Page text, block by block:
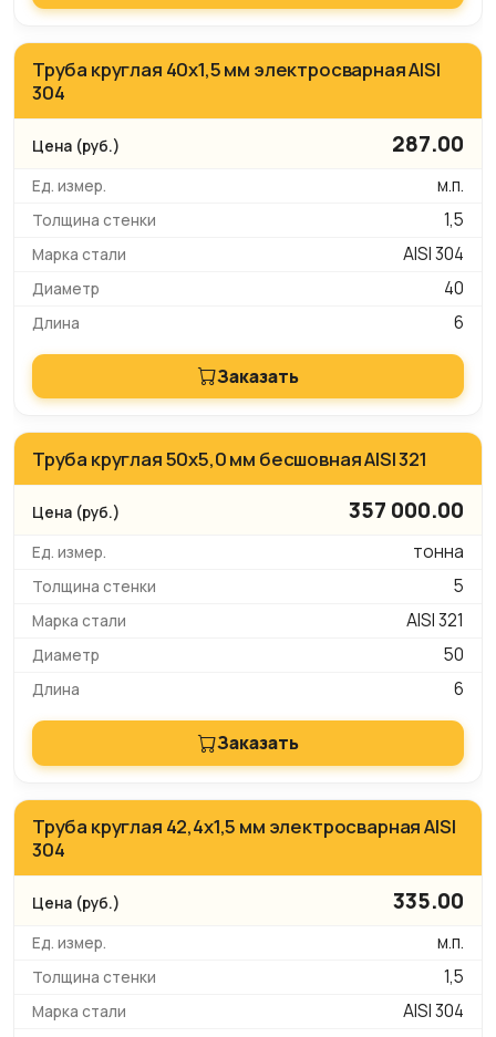
Труба круглая 40х1,5 мм электросварная AISI
304
287.00
м.п.
1,5
AISI 304
40
6
Заказать
Труба круглая 50х5,0 мм бесшовная AISI 321
357 000.00
тонна
5
AISI 321
50
6
Заказать
Труба круглая 42,4х1,5 мм электросварная AISI
304
335.00
м.п.
1,5
AISI 304